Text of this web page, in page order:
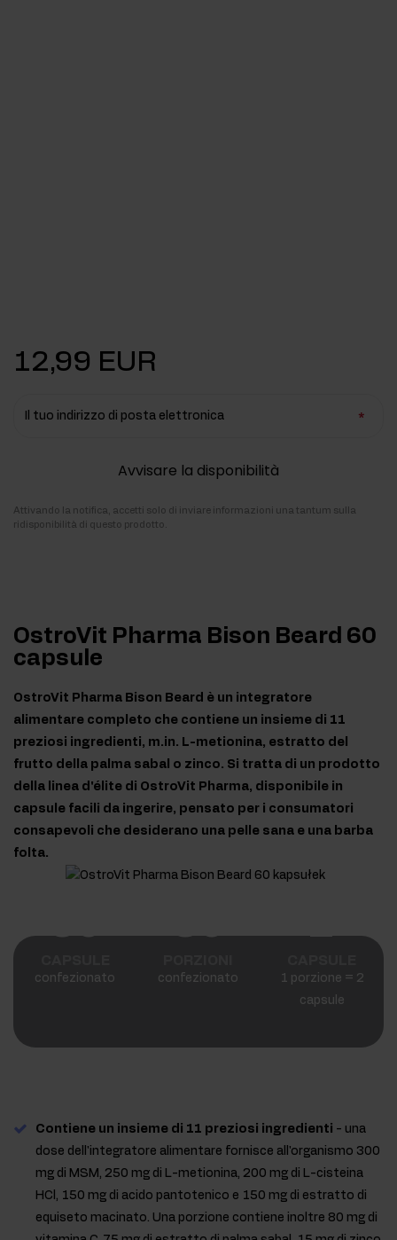
12,99 EUR
Il tuo indirizzo di posta elettronica
Avvisare la disponibilità
Attivando la notifica, accetti solo di inviare informazioni una tantum sulla
ridisponibilità di questo prodotto.
OstroVit Pharma Bison Beard 60
capsule
OstroVit Pharma Bison Beard è un integratore
alimentare completo che contiene un insieme di 11
preziosi ingredienti, m.in. L-metionina, estratto del
frutto della palma sabal o zinco. Si tratta di un prodotto
della linea d'élite di OstroVit Pharma, disponibile in
capsule facili da ingerire, pensato per i consumatori
consapevoli che desiderano una pelle sana e una barba
folta.
60
confezionato
30
confezionato
2
1 porzione = 2
capsule
Contiene un insieme di 11 preziosi ingredienti - una
dose dell'integratore alimentare fornisce all'organismo 300
mg di MSM, 250 mg di L-metionina, 200 mg di L-cisteina
HCl, 150 mg di acido pantotenico e 150 mg di estratto di
equiseto macinato. Una porzione contiene inoltre 80 mg di